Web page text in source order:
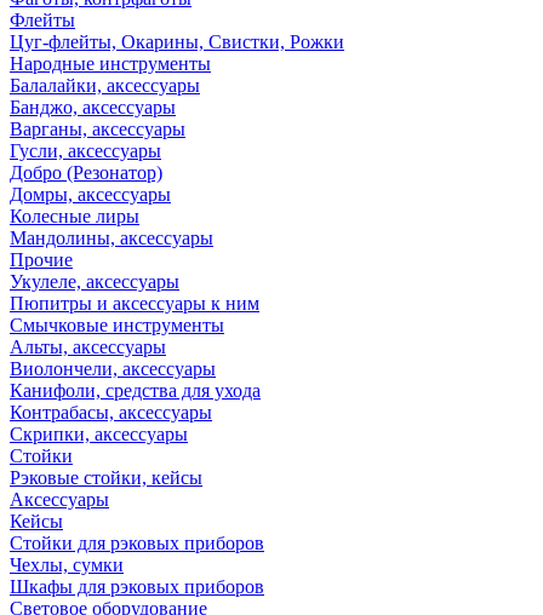
Флейты
Цуг-флейты, Окарины, Свистки, Рожки
Народные инструменты
Балалайки, аксессуары
Банджо, аксессуары
Варганы, аксессуары
Гусли, аксессуары
Добро (Резонатор)
Домры, аксессуары
Колесные лиры
Мандолины, аксессуары
Прочие
Укулеле, аксессуары
Пюпитры и аксессуары к ним
Смычковые инструменты
Альты, аксессуары
Виолончели, аксессуары
Канифоли, средства для ухода
Контрабасы, аксессуары
Скрипки, аксессуары
Стойки
Рэковые стойки, кейсы
Аксессуары
Кейсы
Стойки для рэковых приборов
Чехлы, сумки
Шкафы для рэковых приборов
Световое оборудование